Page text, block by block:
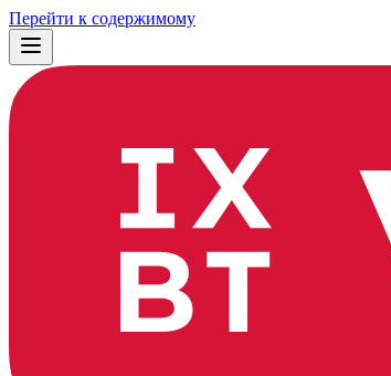
Перейти к содержимому